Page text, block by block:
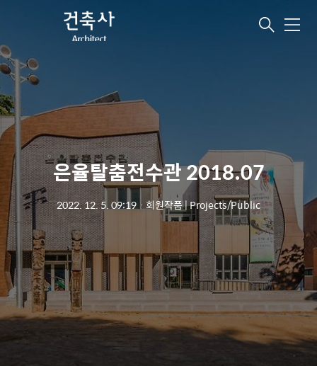
메
은율탈춤전수관 2018.07
2022. 12. 5. 09:19ㆍ 회원작품 | Projects/Public